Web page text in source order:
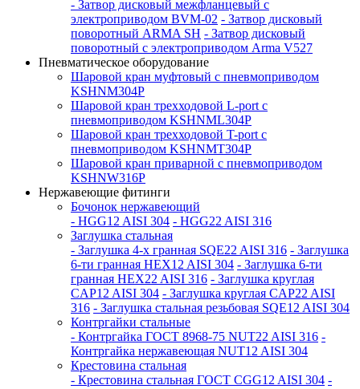
- Затвор дисковый межфланцевый с
электроприводом BVM-02 - Затвор дисковый
поворотный ARMA SH - Затвор дисковый
поворотный с электроприводом Arma V527
Пневматическое оборудование
Шаровой кран муфтовый с пневмоприводом
KSHNM304P
Шаровой кран трехходовой L-port с
пневмоприводом KSHNML304P
Шаровой кран трехходовой T-port с
пневмоприводом KSHNMT304P
Шаровой кран приварной с пневмоприводом
KSHNW316P
Нержавеющие фитинги
Бочонок нержавеющий
- HGG12 AISI 304 - HGG22 AISI 316
Заглушка стальная
- Заглушка 4-х гранная SQE22 AISI 316 - Заглушка
6-ти гранная HEX12 AISI 304 - Заглушка 6-ти
гранная HEX22 AISI 316 - Заглушка круглая
CAP12 AISI 304 - Заглушка круглая CAP22 AISI
316 - Заглушка стальная резьбовая SQE12 AISI 304
Контргайки стальные
- Контргайка ГОСТ 8968-75 NUT22 AISI 316 -
Контргайка нержавеющая NUT12 AISI 304
Крестовина стальная
- Крестовина стальная ГОСТ CGG12 AISI 304 -